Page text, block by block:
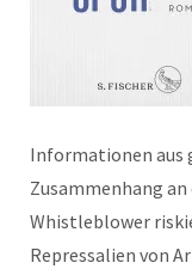
Informationen aus
Zusammenhang
Whistleblower
Repressalien von